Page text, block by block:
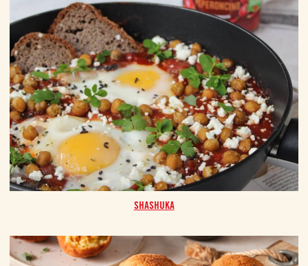
SHASHUKA